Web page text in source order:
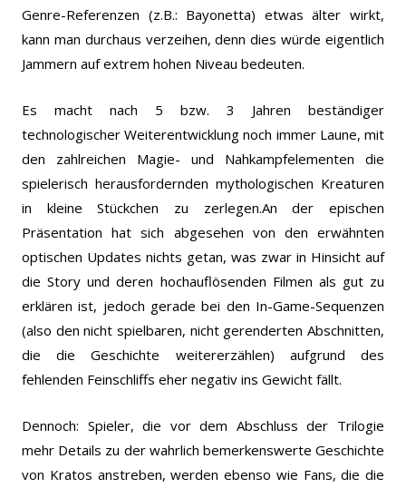
Genre-Referenzen (z.B.: Bayonetta) etwas älter wirkt,
kann man durchaus verzeihen, denn dies würde eigentlich
Jammern auf extrem hohen Niveau bedeuten.
Es macht nach 5 bzw. 3 Jahren beständiger
technologischer Weiterentwicklung noch immer Laune, mit
den zahlreichen Magie- und Nahkampfelementen die
spielerisch herausfordernden mythologischen Kreaturen
in kleine Stückchen zu zerlegen.An der epischen
Präsentation hat sich abgesehen von den erwähnten
optischen Updates nichts getan, was zwar in Hinsicht auf
die Story und deren hochauflösenden Filmen als gut zu
erklären ist, jedoch gerade bei den In-Game-Sequenzen
(also den nicht spielbaren, nicht gerenderten Abschnitten,
die die Geschichte weitererzählen) aufgrund des
fehlenden Feinschliffs eher negativ ins Gewicht fällt.
Dennoch: Spieler, die vor dem Abschluss der Trilogie
mehr Details zu der wahrlich bemerkenswerte Geschichte
von Kratos anstreben, werden ebenso wie Fans, die die